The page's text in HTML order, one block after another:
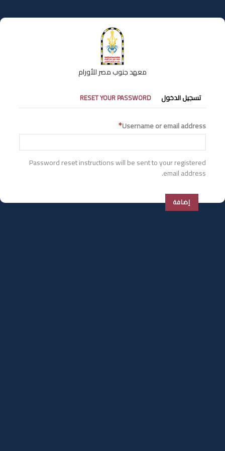
إلى
المحتوى
معهد جنوب مصر للأورام
التبويبات
الأساسية
تسجيل الدخول RESET YOUR PASSWORD
Username or email address
Password reset instructions will be sent to your registered
email address.